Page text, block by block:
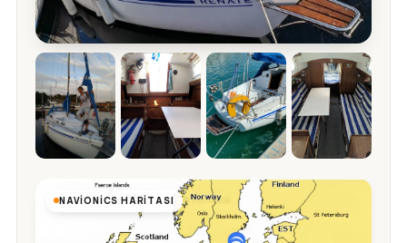
NAVIONICS HARITASI